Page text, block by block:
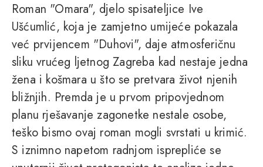
Roman "Omara", djelo spisateljice Ive
Ušćumlić, koja je zamjetno umijeće pokazala
već prvijencem "Duhovi", daje atmosferičnu
sliku vrućeg ljetnog Zagreba kad nestaje jedna
žena i košmara u što se pretvara život njenih
bližnjih. Premda je u prvom pripovjednom
planu rješavanje zagonetke nestale osobe,
teško bismo ovaj roman mogli svrstati u krimić.
S iznimno napetom radnjom isprepliće se